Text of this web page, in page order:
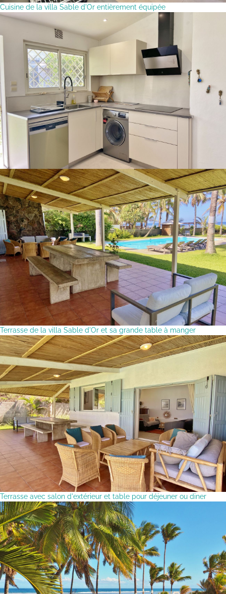
Cuisine de la villa Sable d'Or entièrement équipée
Terrasse de la villa Sable d'Or et sa grande table à manger
Terrasse avec salon d'extérieur et table pour déjeuner ou diner